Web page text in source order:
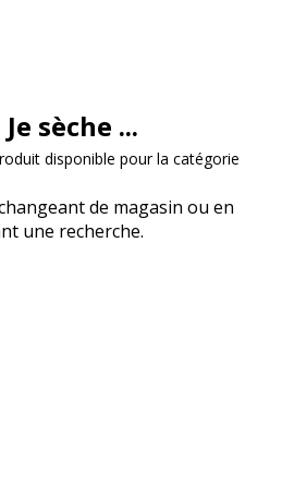
Je sèche ...
disponible pour la catégorie
de magasin ou en
une recherche.